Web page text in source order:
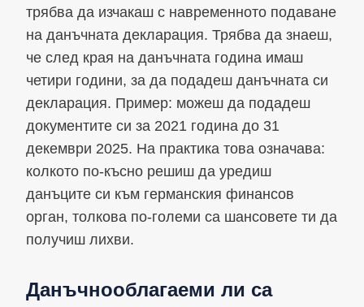
трябва да изчакаш с навременното подаване
на данъчната декларация. Трябва да знаеш,
че след края на данъчната година имаш
четири години, за да подадеш данъчната си
декларация. Пример: можеш да подадеш
документите си за 2021 година до 31
декември 2025. На практика това означава:
колкото по-късно решиш да уредиш
данъците си към германския финансов
орган, толкова по-големи са шансовете ти да
получиш лихви.
Данъчнооблагаеми ли са